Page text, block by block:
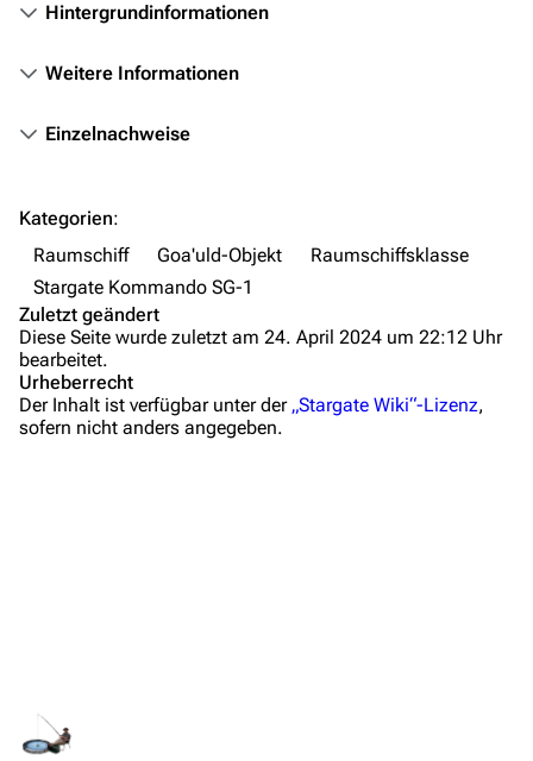
Autorenportal
Themengruppen
Wiki-Diskussion
Anfragen
Administrations-Übersicht
Löschantrag
Vandalismus melden
Hintergrundinformationen
Weitere Informationen
Einzelnachweise
Medien
Kategorien:
Raumschiff
Goa'uld-Objekt
Raumschiffsklasse
Stargate Kommando SG-1
Zuletzt geändert
Diese Seite wurde zuletzt am 24. April 2024 um 22:12 Uhr
bearbeitet.
Urheberrecht
Der Inhalt ist verfügbar unter der „Stargate Wiki“-Lizenz,
sofern nicht anders angegeben.